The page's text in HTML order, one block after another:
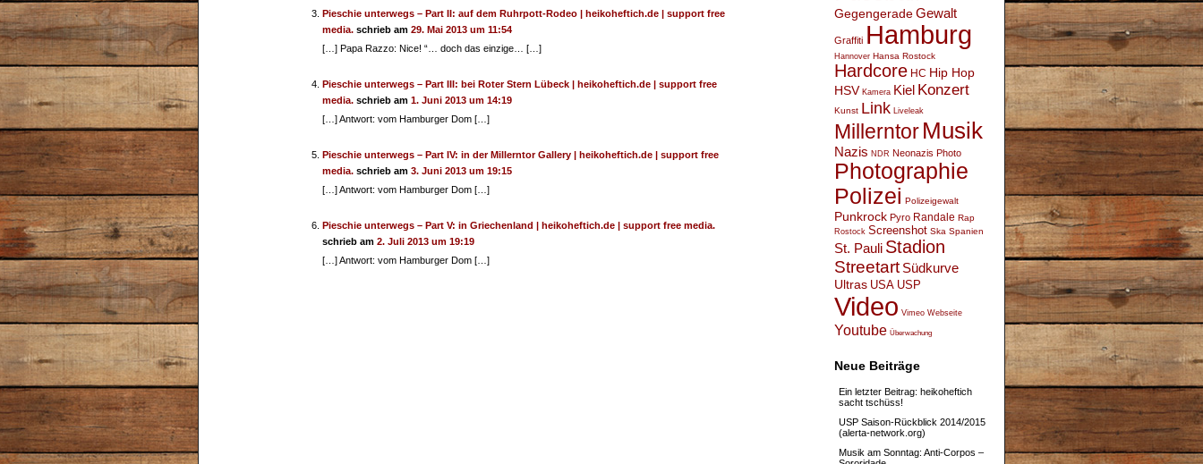
GegengeradeGewalt
Graffiti Hamburg
Hannover Hansa Rostock
Hardcore HC Hip Hop
HSV Kamera Kiel Konzert
Kunst Link Liveleak
Millerntor Musik
Nazis NDR Neonazis Photo
Photographie
Polizei Polizeigewalt
Punkrock Pyro Randale Rap
Rostock Screenshot Ska Spanien
St. Pauli Stadion
Streetart Südkurve
Ultras USA USP
Video Vimeo Webseite
Youtube Überwachung
Neue Beiträge
Ein letzter Beitrag: heikoheftich
sacht tschüss!
USP Saison-Rückblick 2014/2015
(alerta-network.org)
Musik am Sonntag: Anti-Corpos –
Pieschie unterwegs – Part II: auf dem Ruhrpott-Rodeo | heikoheftich.de | support free
media. schrieb am 29. Mai 2013 um 11:54
[…] Papa Razzo: Nice! “… doch das einzige… […]
Pieschie unterwegs – Part III: bei Roter Stern Lübeck | heikoheftich.de | support free
media. schrieb am 1. Juni 2013 um 14:19
[…] Antwort: vom Hamburger Dom […]
Pieschie unterwegs – Part IV: in der Millerntor Gallery | heikoheftich.de | support free
media. schrieb am 3. Juni 2013 um 19:15
[…] Antwort: vom Hamburger Dom […]
Pieschie unterwegs – Part V: in Griechenland | heikoheftich.de | support free media.
schrieb am 2. Juli 2013 um 19:19
[…] Antwort: vom Hamburger Dom […]